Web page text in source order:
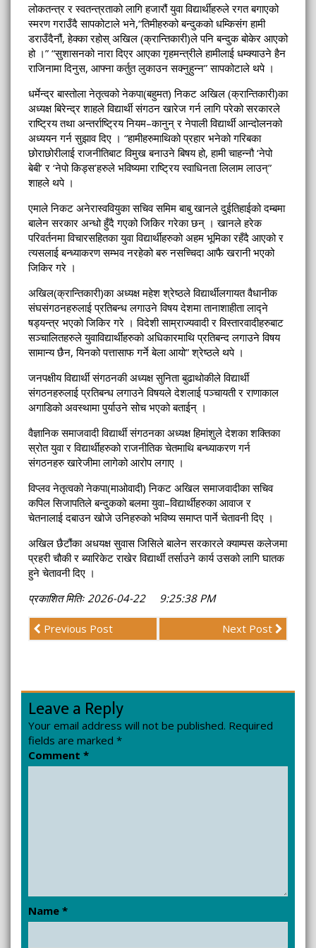
लोकतन्त्र र स्वतन्त्रताको लागि हजारौं युवा विद्यार्थीहरुले रगत बगाएको
स्मरण गराउँदै सापकोटाले भने,“तिमीहरुको बन्दुकको धम्किसंग हामी
डराउँदैनौं, हेक्का रहोस् अखिल (क्रान्तिकारी)ले पनि बन्दुक बोकेर आएको
हो ।” “सुशासनको नारा दिएर आएका गृहमन्त्रीले हामीलाई धम्क्याउने हैन
राजिनामा दिनुस, आफ्ना कर्तुत लुकाउन सक्नुहुन्न” सापकोटाले थपे ।
धर्मेन्द्र बास्तोला नेतृत्वको नेकपा(बहुमत) निकट अखिल (क्रान्तिकारी)का
अध्यक्ष बिरेन्द्र शाहले विद्यार्थी संगठन खारेज गर्न लागि परेको सरकारले
राष्ट्रिय तथा अन्तर्राष्ट्रिय नियम–कानुन् र नेपाली विद्यार्थी आन्दोलनको
अध्ययन गर्न सुझाव दिए । “हामीहरुमाथिको प्रहार भनेको गरिबका
छोराछोरीलाई राजनीतिबाट विमुख बनाउने बिषय हो, हामी चाहन्नौ ‘नेपो
बेबी’ र ‘नेपो किड्स’हरुले भविष्यमा राष्ट्रिय स्वाधिनता लिलाम लाउन्”
शाहले थपे ।
एमाले निकट अनेरास्ववियुका सचिव समिम बाबु खानले दुईतिहाईको दम्बमा
बालेन सरकार अन्धो हुँदै गएको जिकिर गरेका छन् । खानले हरेक
परिवर्तनमा विचारसहितका युवा विद्यार्थीहरुको अहम भूमिका रहँदै आएको र
त्यसलाई बन्ध्याकरण सम्भव नरहेको बरु नसच्चिदा आफै खरानी भएको
जिकिर गरे ।
अखिल(क्रान्तिकारी)का अध्यक्ष महेश श्रेष्ठले विद्यार्थीलगायत वैधानीक
संघसंगठनहरुलाई प्रतिबन्ध लगाउने विषय देशमा तानाशाहीता लाद्ने
षड्यन्त्र भएको जिकिर गरे । विदेशी साम्राज्यवादी र विस्तारवादीहरुबाट
सञ्चालितहरुले युवाविद्यार्थीहरुको अधिकारमाथि प्रतिबन्द लगाउने विषय
सामान्य छैन, यिनको पत्तासाफ गर्ने बेला आयो” श्रेष्ठले थपे ।
जनपक्षीय विद्यार्थी संगठनकी अध्यक्ष सुनिता बुढाथोकीले विद्यार्थी
संगठनहरुलाई प्रतिबन्ध लगाउने विषयले देशलाई पञ्चायती र राणाकाल
अगाडिको अवस्थामा पुर्याउने सोच भएको बताईन् ।
वैज्ञानिक समाजवादी विद्यार्थी संगठनका अध्यक्ष हिमांशुले देशका शक्तिका
स्रोत युवा र विद्यार्थीहरुको राजनीतिक चेतमाथि बन्ध्याकरण गर्न
संगठनहरु खारेजीमा लागेको आरोप लगाए ।
विप्लव नेतृत्वको नेकपा(माओवादी) निकट अखिल समाजवादीका सचिव
कपिल सिजापतिले बन्दुकको बलमा युवा–विद्यार्थीहरुका आवाज र
चेतनालाई दबाउन खोजे उनिहरुको भविष्य समाप्त पार्ने चेतावनी दिए ।
अखिल छैटौंका अधयक्ष सुवास जिसिले बालेन सरकारले क्याम्पस कलेजमा
प्रहरी चौकी र ब्यारिकेट राखेर विद्यार्थी तर्साउने कार्य उसको लागि घातक
हुने चेतावनी दिए ।
प्रकाशित मितिः 2026-04-22 9:25:38 PM
Previous Post Next Post
Leave a Reply
Your email address will not be published. Required
fields are marked *
Comment *
Name *